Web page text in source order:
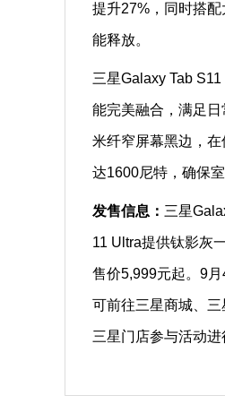
提升27%，同时搭
能释放。
三星Galaxy Tab
能完美融合，满足
米纤窄屏幕黑边，
达1600尼特，确保
发售信息： 三星
11 Ultra提供钛影灰
售价5,999元起。9
可前往三星商城、
三星门店参与活动进